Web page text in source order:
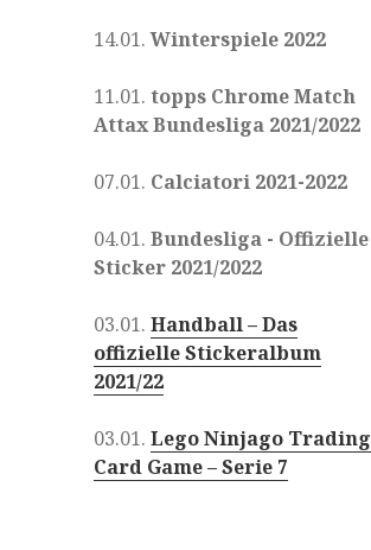
14.01.Winterspiele 2022
11.01.topps Chrome Match
Attax Bundesliga 2021/2022
07.01. Calciatori 2021-2022
04.01.Bundesliga - Offizielle
Sticker 2021/2022
03.01.Handball – Das
offizielle Stickeralbum
2021/22
03.01.Lego Ninjago Trading
Card Game – Serie 7